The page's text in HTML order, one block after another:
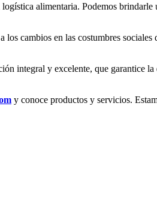
alimentaria. Podemos
cambios en las costumbres
integral y excelente, que garantice
y conoce productos y servicios.